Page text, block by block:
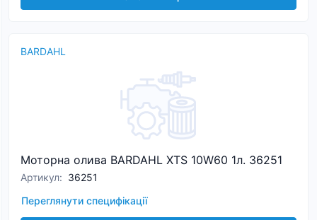
BARDAHL
Моторна олива BARDAHL XTS 10W60 1л. 36251
Артикул: 36251
Переглянути специфікації